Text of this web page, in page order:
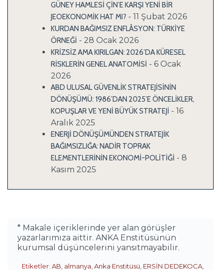
GÜNEY HAMLESİ ÇİN’E KARŞI YENİ BİR
JEOEKONOMİK HAT MI? - 11 Şubat 2026
KURDAN BAĞIMSIZ ENFLÂSYON: TÜRKİYE
ÖRNEĞİ - 28 Ocak 2026
KRİZSİZ AMA KIRILGAN: 2026’DA KÜRESEL
RİSKLERİN GENEL ANATOMİSİ - 6 Ocak
2026
ABD ULUSAL GÜVENLİK STRATEJİSİNİN
DÖNÜŞÜMÜ: 1986’DAN 2025’E ÖNCELİKLER,
KOPUŞLAR VE YENİ BÜYÜK STRATEJİ - 16
Aralık 2025
ENERJİ DÖNÜŞÜMÜNDEN STRATEJİK
BAĞIMSIZLIĞA: NADİR TOPRAK
ELEMENTLERİNİN EKONOMİ-POLİTİĞİ - 8
Kasım 2025
* Makale içeriklerinde yer alan görüşler
yazarlarımıza aittir. ANKA Enstitüsünün
kurumsal düşüncelerini yansıtmayabilir.
Etiketler: AB almanya Anka Enstitüsü ERSİN DEDEKOCA